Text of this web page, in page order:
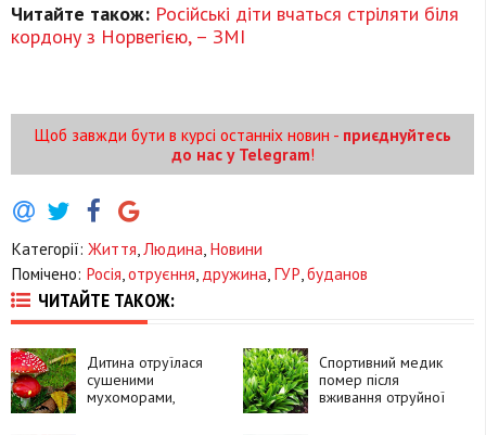
Читайте також: Російські діти вчаться стріляти біля
кордону з Норвегією, – ЗМІ
Щоб завжди бути в курсі останніх новин - приєднуйтесь
до нас у Telegram!
Категорії: Життя,Людина, Новини
Помічено: Росія,отруєння, дружина, ГУР,буданов
ЧИТАЙТЕ ТАКОЖ:
Дитина отруїлася
сушеними
мухоморами,
Спортивний медик
помер після
вживання отруйної